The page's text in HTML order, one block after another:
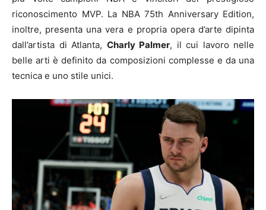
riconoscimento MVP. La NBA 75th Anniversary Edition,
inoltre, presenta una vera e propria opera d’arte dipinta
dall’artista di Atlanta, Charly Palmer, il cui lavoro nelle
belle arti è definito da composizioni complesse e da una
tecnica e uno stile unici.